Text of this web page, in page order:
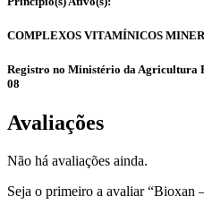
COMPLEXOS VITAMÍNICOS
Registro no Ministério da Agricultura
08
Avaliações
Não há avaliações ainda.
Seja o primeiro a avaliar “Bioxan